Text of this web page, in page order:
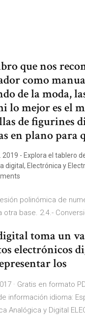
que nos
como
de la moda,
lo mejor es el
de figurines
en plano para
2019 - Explora el tablero
digital, Electrónica y
polinómica de
otra base. 2.4.-
toma un
electrónicos
los
· Gratis en formato
información idioma:
Analógica y Digital